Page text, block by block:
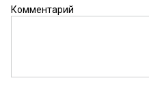
прикрывают
Комментарий